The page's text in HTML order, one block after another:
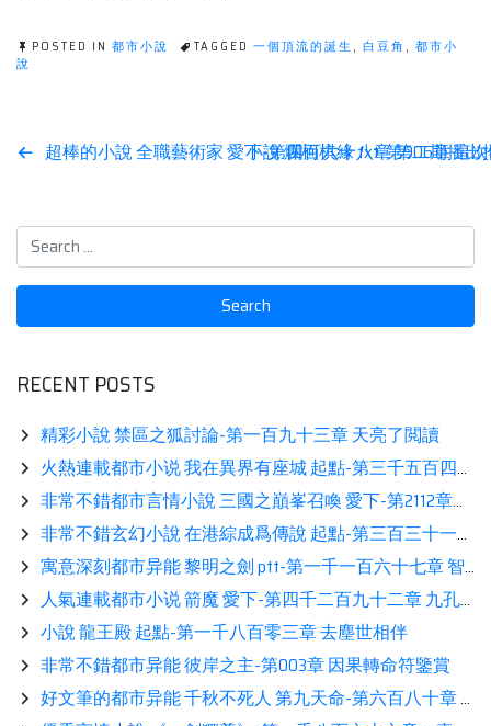
POSTED IN 都市小說 TAGGED 一個頂流的誕生, 白豆角 , 都市小
說
Post超棒的小說 全職藝術家 愛下-第四百六十八章 第二期播出
小說 爛柯棋緣 txt-第906章 這
RECENT POSTS
精彩小說 禁區之狐討論-第一百九十三章 天亮了閲讀
火熱連載都市小说 我在異界有座城 起點-第三千五百四十三章 閉目等死閲讀
非常不錯都市言情小說 三國之巔峯召喚 愛下-第2112章：斬殺粘得力（下）閲讀
非常不錯玄幻小說 在港綜成爲傳說 起點-第三百三十一章 有手就行推薦
寓意深刻都市异能 黎明之劍 ptt-第一千一百六十七章 智能化分享
人氣連載都市小说 箭魔 愛下-第四千二百九十二章 九孔連環，難度巔峯推薦
小說 龍王殿 起點-第一千八百零三章 去塵世相伴
非常不錯都市异能 彼岸之主-第003章 因果轉命符鑒賞
好文筆的都市异能 千秋不死人 第九天命-第六百八十章 張桂芳上榜推薦